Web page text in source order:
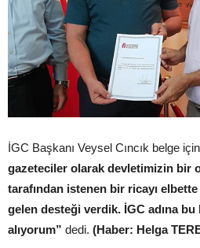
İGC Başkanı Veysel Cıncık belge
gazeteciler olarak devletimizin bir
tarafından istenen bir ricayı
gelen desteği verdik. İGC adına
alıyorum” dedi. (Haber: Helga